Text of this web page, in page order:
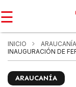
☰
INICIO ARAUCANÍA
INAUGURACIÓN DE
ARAUCANÍA